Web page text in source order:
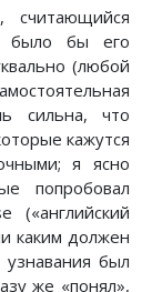
было бы его
(любой
сильна, что
кажутся
я ясно
попробовал
(«английский
каким должен
узнавания был
же «понял»,